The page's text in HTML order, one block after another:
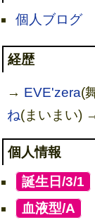
個人ブログ
経歴
→ EVE'zera(
ね(まいまい)
個人情報
誕生日/3/1
血液型/A